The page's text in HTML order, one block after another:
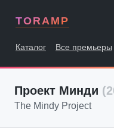
TORAMP
Каталог Все премьеры
Проект Минди
The Mindy Project